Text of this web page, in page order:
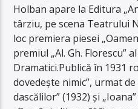
Holban apare la Editura
târziu, pe scena Teatrului
loc premiera piesei
premiul „Al. Gh. Florescu”
Dramatici.Publică în 1931
dovedește nimic”, urmat
dascălilor” (1932) și